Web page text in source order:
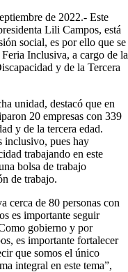
de 2022.- Este
Lili Campos, está
social, es por ello que se
Inclusiva, a cargo de la
y de la Tercera
unidad, destacó que en
20 empresas con 339
y de la tercera edad.
inclusivo, pues hay
trabajando en este
bolsa de trabajo
de trabajo.
cerca de 80 personas con
es importante seguir
gobierno y por
es importante fortalecer
que somos el único
integral en este tema”,